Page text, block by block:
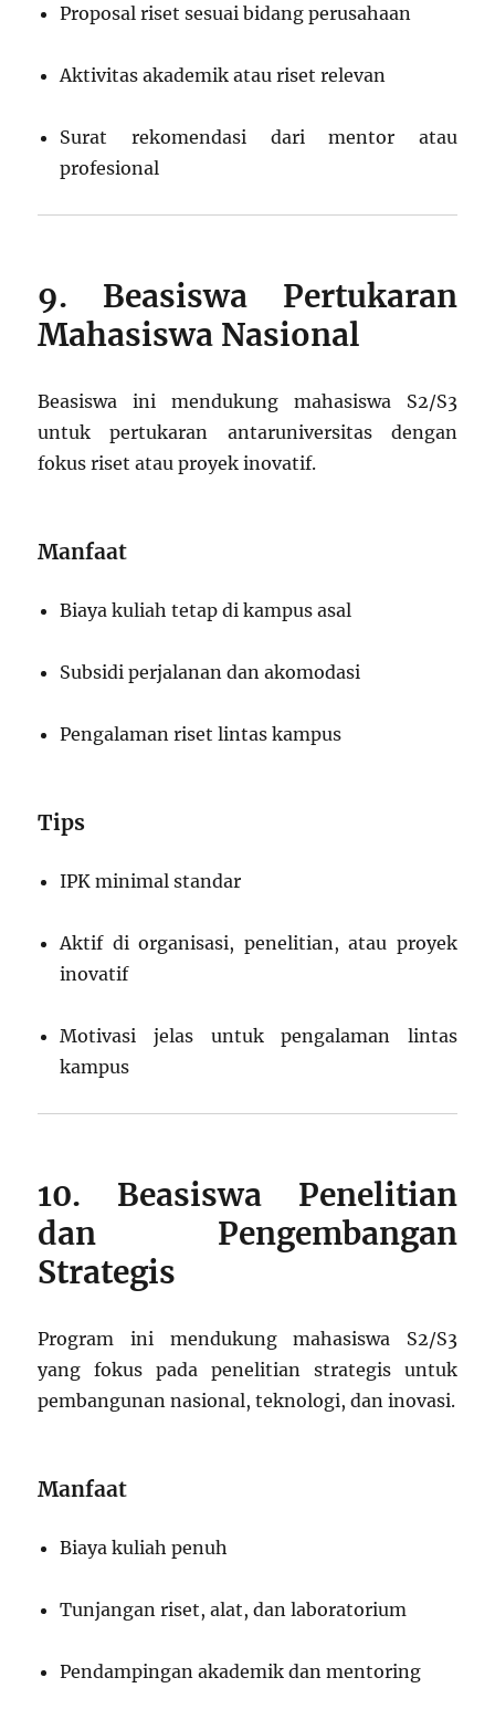
Proposal riset sesuai bidang perusahaan
Aktivitas akademik atau riset relevan
Surat rekomendasi dari mentor atau
profesional
9. Beasiswa Pertukaran
Mahasiswa Nasional
Beasiswa ini mendukung mahasiswa S2/S3
untuk pertukaran antaruniversitas dengan
fokus riset atau proyek inovatif.
Manfaat
Biaya kuliah tetap di kampus asal
Subsidi perjalanan dan akomodasi
Pengalaman riset lintas kampus
Tips
IPK minimal standar
Aktif di organisasi, penelitian, atau proyek
inovatif
Motivasi jelas untuk pengalaman lintas
kampus
10. Beasiswa Penelitian
dan Pengembangan
Strategis
Program ini mendukung mahasiswa S2/S3
yang fokus pada penelitian strategis untuk
pembangunan nasional, teknologi, dan inovasi.
Manfaat
Biaya kuliah penuh
Tunjangan riset, alat, dan laboratorium
Pendampingan akademik dan mentoring